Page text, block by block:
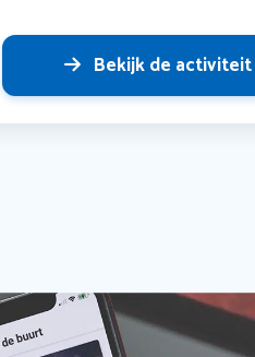
Bekijk de activiteit